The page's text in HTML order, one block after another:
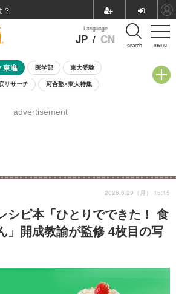
menu
Language
JP / CN search
東進 医学部 東大受験
リサーチ 河合塾×東大特集
8月開催学校説明会・相談会
advertisement
シピ本「ひとりでできた！ 食
」開成教諭が監修 4枚目の写
2026.6.29（月） 15:15